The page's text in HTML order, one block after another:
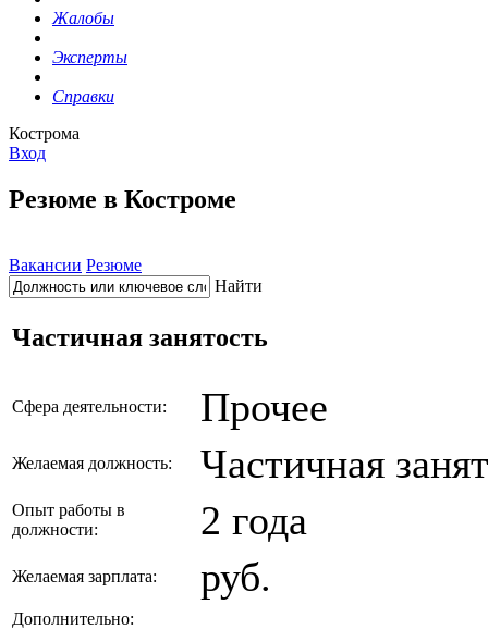
Жалобы
Эксперты
Справки
Кострома
Вход
Резюме в Костроме
Вакансии Резюме
Найти
Частичная занятость
Сфера деятельности: Прочее
Желаемая должность: Частичная
Опыт работы в
должности:
2 года
Желаемая зарплата: руб.
Дополнительно: